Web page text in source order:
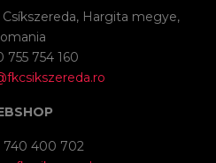
Hargita megye,
755 754 160
740 400 702